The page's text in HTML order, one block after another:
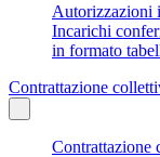
Autorizzazioni
Incarichi
in formato
Contrattazione
Contrattazione